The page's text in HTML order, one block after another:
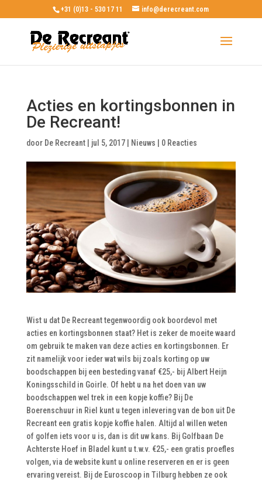
+31 (0)13 - 530 17 11 info@derecreant.com
Acties en kortingsbonnen in
De Recreant!
door De Recreant| jul 5, 2017| Nieuws 0 Reacties
Wist u dat De Recreant tegenwoordig ook boordevol met
acties en kortingsbonnen staat? Het is zeker de moeite waard
om gebruik te maken van deze acties en kortingsbonnen. Er
zit namelijk voor ieder wat wils bij zoals korting op uw
boodschappen bij een besteding vanaf €25,- bij Albert Heijn
Koningsschild in Goirle. Of hebt u na het doen van uw
boodschappen wel trek in een kopje koffie? Bij De
Boerenschuur in Riel kunt u tegen inlevering van de bon uit De
Recreant een gratis kopje koffie halen. Altijd al willen weten
of golfen iets voor u is, dan is dit uw kans. Bij Golfbaan De
Achterste Hoef in Bladel kunt u t.w.v. €25,- een gratis proefles
volgen, via de website kunt u online reserveren en er is geen
ervaring vereist. Bij de Euroscoop in Tilburg hebben ze ook